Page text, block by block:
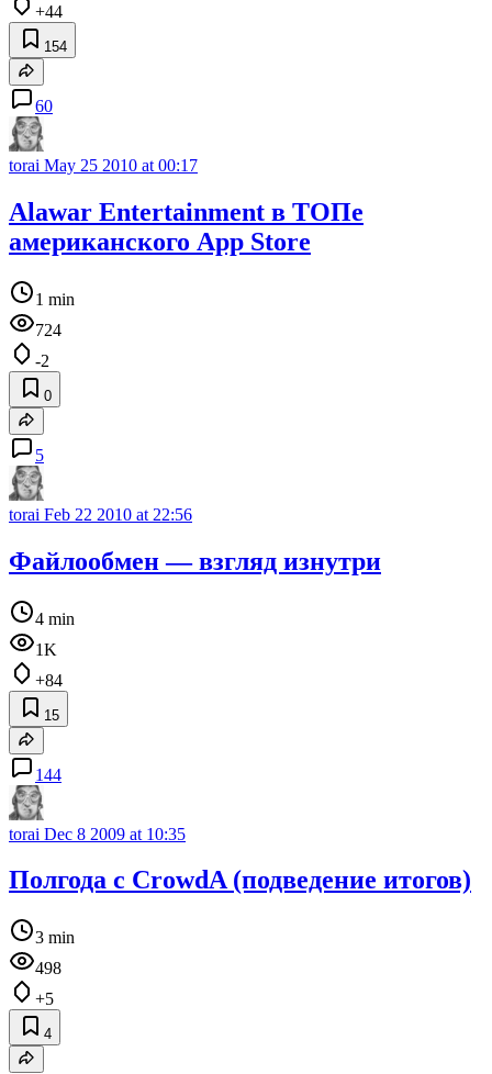
+44
154
60
torai May 25 2010 at 00:17
Alawar Entertainment в ТОПе
американского App Store
1 min
724
-2
0
5
torai Feb 22 2010 at 22:56
Файлообмен — взгляд изнутри
4 min
1K
+84
15
144
torai Dec 8 2009 at 10:35
Полгода с CrowdA (подведение итогов)
3 min
498
+5
4